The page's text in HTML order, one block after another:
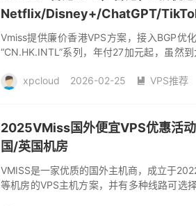
Netflix/Disney+/ChatGPT/
Vmiss提供廉价香港VPS方案，接入BGP优
“CN.HK.INTL”系列，年付27加元起，虽然
xpcloud
2026-02-25  VPS推荐
2025VMiss国外便宜VPS优惠活
国/英国机房
VMISS是一家优质的国外主机商，成立于
等机房的VPS主机方案，并有多种线路可选